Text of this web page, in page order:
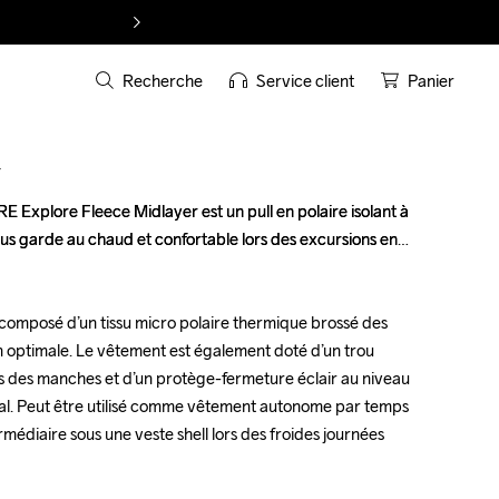
Recherche Service client Panier
Explore Fleece Midlayer est un pull en polaire isolant à
garde au chaud et confortable lors des excursions en
d’un tissu micro polaire thermique brossé des
Le vêtement est également doté d’un trou
manches et d’un protège-fermeture éclair au niveau
Peut être utilisé comme vêtement autonome par temps
sous une veste shell lors des froides journées
Explore Fleece Midlayer est un pull en polaire isolant à
garde au chaud et confortable lors des excursions en
d’un tissu micro polaire thermique brossé des
Le vêtement est également doté d’un trou
manches et d’un protège-fermeture éclair au niveau
Peut être utilisé comme vêtement autonome par temps
sous une veste shell lors des froides journées